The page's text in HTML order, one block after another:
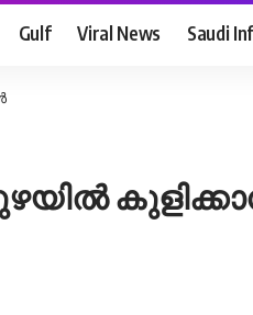
Gulf Viral News Saudi